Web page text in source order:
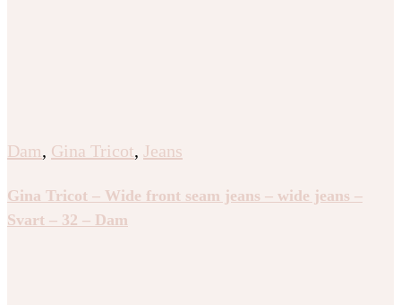
Dam, Gina Tricot, Jeans
Gina Tricot – Wide front seam jeans – wide jeans –
Svart – 32 – Dam